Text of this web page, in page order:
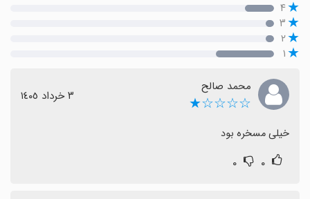
۴
۳
۲
۱
محمد صالح
☆☆☆☆★ ٣ خرداد ١٤٠٥
خیلی مسخره بود
۰ ۰